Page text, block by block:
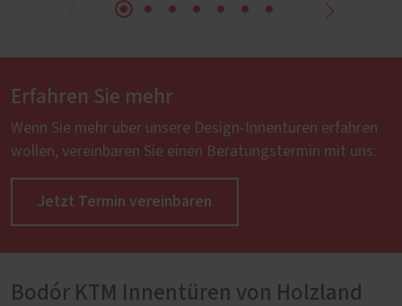
Erfahren Sie mehr
Wenn Sie mehr über unsere Design-Innentüren erfahren
wollen, vereinbaren Sie einen Beratungstermin mit uns.
Jetzt Termin vereinbaren
Bodór KTM Innentüren von Holzland